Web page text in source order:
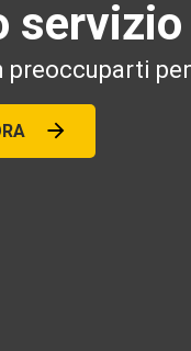
servizio
preoccuparti